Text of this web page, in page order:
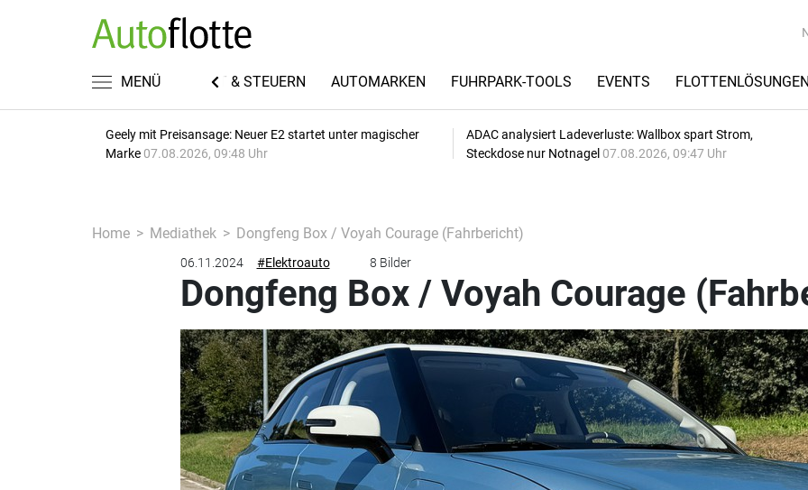
MENÜ
FUHRPARKWISSEN RECHT & STEUERN AUTOMARKEN FUHRPARK-TOOLS EVENTS FLOTTENLÖSUNGEN
Geely mit Preisansage: Neuer E2 startet unter magischer
Marke 07.08.2026, 09:48 Uhr
ADAC analysiert Ladeverluste: Wallbox spart Strom,
Steckdose nur Notnagel 07.08.2026, 09:47 Uhr
Home Mediathek Dongfeng Box / Voyah Courage (Fahrbericht)
06.11.2024 #Elektroauto 8 Bilder
Dongfeng Box / Voyah Courage